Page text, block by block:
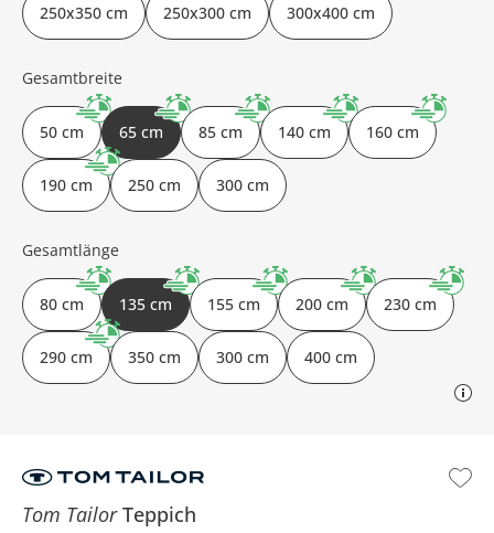
Tom TailorTeppich
250x350 cm 250x300 cm 300x400 cm
Gesamtbreite
50 cm 65 cm 85 cm 140 cm 160 cm
190 cm 250 cm 300 cm
Gesamtlänge
80 cm 135 cm 155 cm 200 cm 230 cm
290 cm 350 cm 300 cm 400 cm